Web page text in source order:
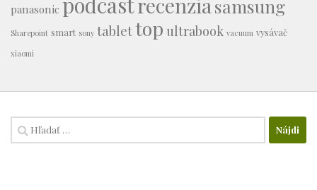
panasonic samsung
Sharepoint smart sony tablettop ultrabook vacuum vysávač
xiaomi
Hľadať: